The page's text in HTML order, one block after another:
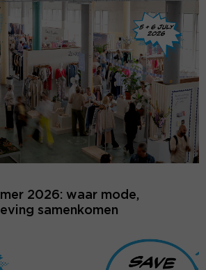
2026: waar mode,
samenkomen